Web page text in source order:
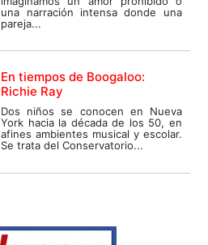
una narración intensa donde una
pareja...
En tiempos de Boogaloo:
Richie Ray
Dos niños se conocen en Nueva
York hacia la década de los 50, en
afines ambientes musical y escolar.
Se trata del Conservatorio...